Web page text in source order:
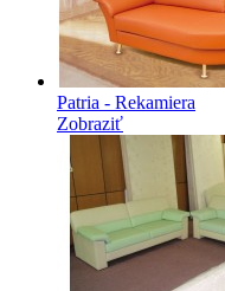
Patria - Rekamiera
Zobraziť